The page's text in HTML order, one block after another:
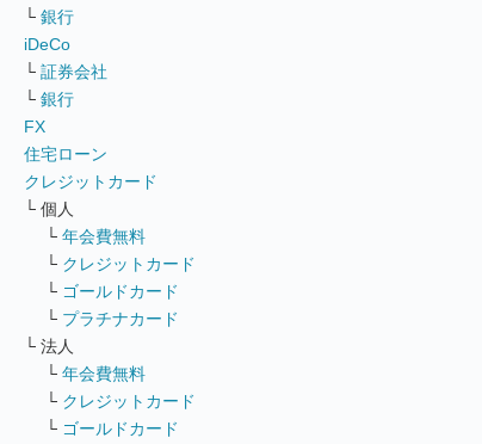
└ 銀行
iDeCo
└ 証券会社
└ 銀行
FX
住宅ローン
クレジットカード
└ 個人
└ 年会費無料
└ クレジットカード
└ ゴールドカード
└ プラチナカード
└ 法人
└ 年会費無料
└ クレジットカード
└ ゴールドカード